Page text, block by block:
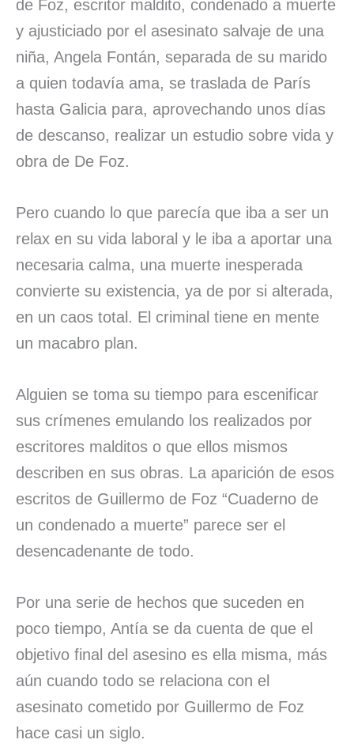
de Foz, escritor maldito, condenado a muerte
y ajusticiado por el asesinato salvaje de una
niña, Angela Fontán, separada de su marido
a quien todavía ama, se traslada de París
hasta Galicia para, aprovechando unos días
de descanso, realizar un estudio sobre vida y
obra de De Foz.
Pero cuando lo que parecía que iba a ser un
relax en su vida laboral y le iba a aportar una
necesaria calma, una muerte inesperada
convierte su existencia, ya de por si alterada,
en un caos total. El criminal tiene en mente
un macabro plan.
Alguien se toma su tiempo para escenificar
sus crímenes emulando los realizados por
escritores malditos o que ellos mismos
describen en sus obras. La aparición de esos
escritos de Guillermo de Foz “Cuaderno de
un condenado a muerte” parece ser el
desencadenante de todo.
Por una serie de hechos que suceden en
poco tiempo, Antía se da cuenta de que el
objetivo final del asesino es ella misma, más
aún cuando todo se relaciona con el
asesinato cometido por Guillermo de Foz
hace casi un siglo.